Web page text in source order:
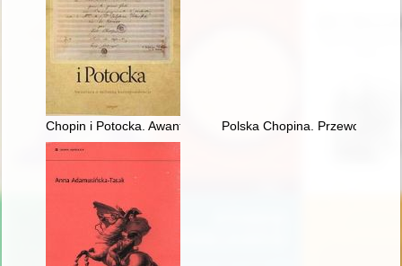
Chopin i Potocka. Awantura o miłosną korespondencję
Polska Chopina. Przewodnik